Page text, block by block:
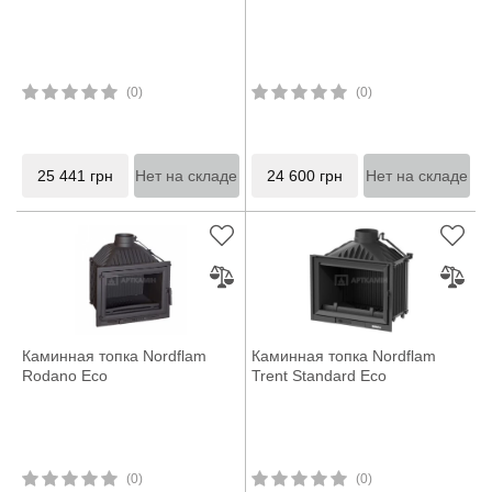
(0)
25 441 грн Нет на складе
(0)
24 600 грн Нет на складе
Каминная топка Nordflam
Rodano Eco
(0)
Каминная топка Nordflam
Trent Standard Eco
(0)